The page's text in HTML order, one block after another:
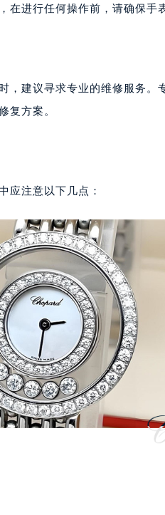
7层G室（需提前预约）
心T1写字楼9层907室（需提
楼16层1603室（需提前预约）
心办公楼C座22层08室（需提
1224室（需提前预约）
写字楼A座7楼709室（需提前
层04室（需提前预约）
心A座907室（需提前预约）
A座(旺进大厦)18层09室（需提
际金融中心14楼14D（需提前
场写字楼10层06室（需提前预
写字楼B座13层07室（需提前
国际中心E座6楼10室（需提前
厦B座17层1707室（需提前预约
写字楼A座10层1002室（需提
东1幢20楼2002室（需提前预
街70号华润万象城写字楼（
州中心写字楼21层2102室（需
际金融中心写字楼20层01室（
服务中心（需提前预约）
进行任何操作前，请确保手
，建议寻求专业的维修服务。
复方案。
应注意以下几点：